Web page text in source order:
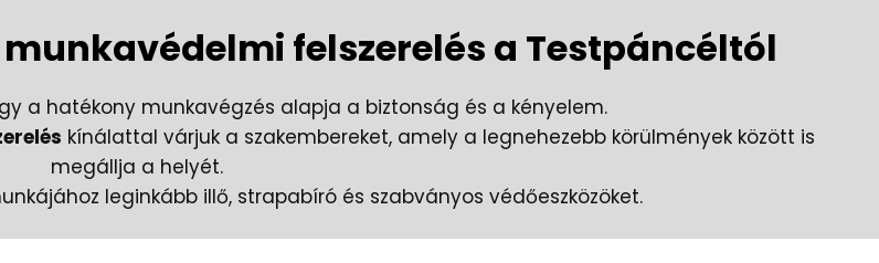
felszerelés a Testpáncéltól
a hatékony munkavégzés alapja a biztonság és a kényelem.
kínálattal várjuk a szakembereket, amely a legnehezebb körülmények között is
megállja a helyét.
leginkább illő, strapabíró és szabványos védőeszközöket.